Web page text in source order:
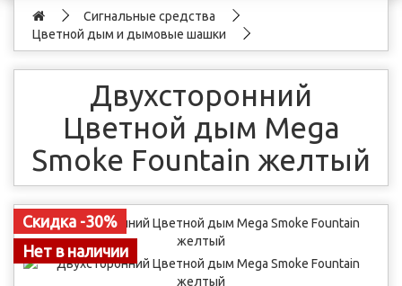
Сигнальные средства
Цветной дым и дымовые шашки
Двухсторонний
Цветной дым Mega
Smoke Fountain желтый
Скидка -30%
Нет в наличии